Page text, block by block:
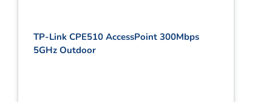
TP-Link CPE510 AccessPoint 300Mbps
5GHz Outdoor